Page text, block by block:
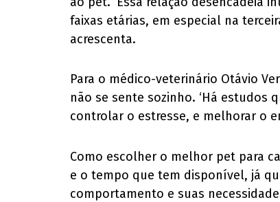
faixas etárias, em especial na
acrescenta.
Para o médico-veterinário Otávio
não se sente sozinho. ‘Há estudos
controlar o estresse, e melhorar o
Como escolher o melhor pet para
e o tempo que tem disponível, já
comportamento e suas